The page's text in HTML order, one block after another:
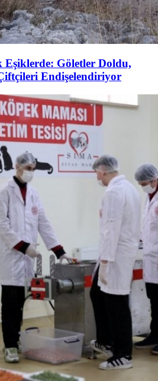
Göletler Doldu,
Endişelendiriyor